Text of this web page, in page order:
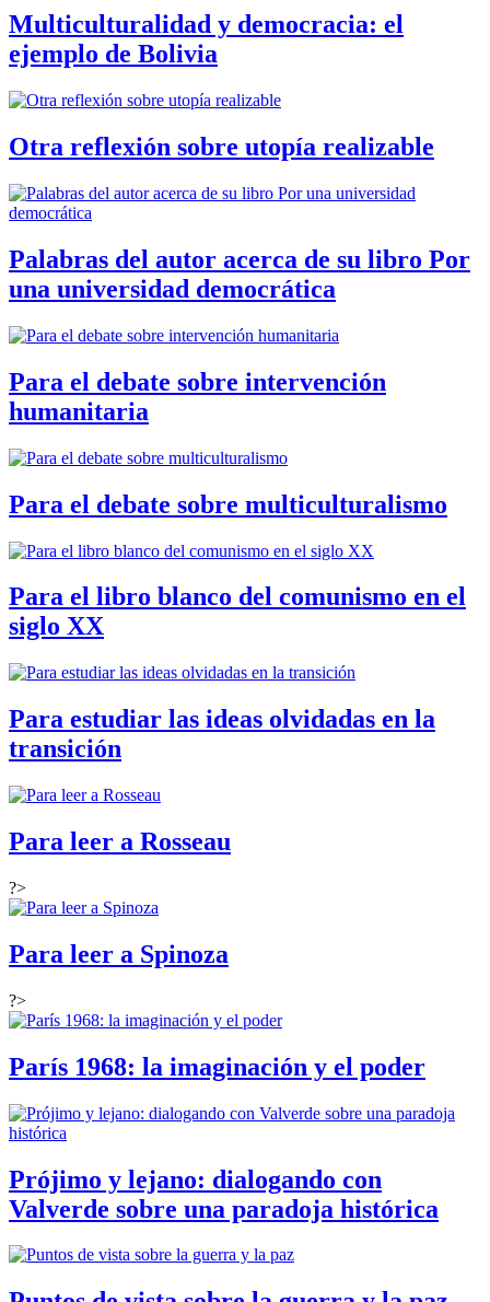
Multiculturalidad y democracia: el
ejemplo de Bolivia
Otra reflexión sobre utopía realizable
Palabras del autor acerca de su libro Por
una universidad democrática
Para el debate sobre intervención
humanitaria
Para el debate sobre multiculturalismo
Para el libro blanco del comunismo en el
siglo XX
Para estudiar las ideas olvidadas en la
transición
Para leer a Rosseau
?>
Para leer a Spinoza
?>
París 1968: la imaginación y el poder
Prójimo y lejano: dialogando con
Valverde sobre una paradoja histórica